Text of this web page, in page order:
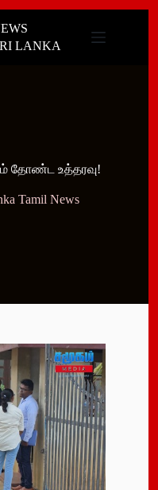
LANKA
தோண்ட உத்தரவு!
Tamil News